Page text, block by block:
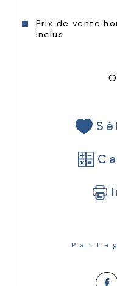
Prix de vente
inclus